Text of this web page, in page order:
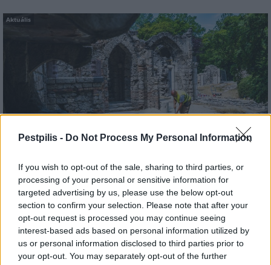
Pestpilis - Do Not Process My Personal Information
If you wish to opt-out of the sale, sharing to third parties, or
processing of your personal or sensitive information for
targeted advertising by us, please use the below opt-out
section to confirm your selection. Please note that after your
opt-out request is processed you may continue seeing
interest-based ads based on personal information utilized by
us or personal information disclosed to third parties prior to
your opt-out. You may separately opt-out of the further
Aktuális
Tata műemlékfelújítás műemlék restaurálás
Történelmi táj, amelynek minden köve mesél –
megújul a tatai Angolkert
A projekt részeként megújulnak a területen található
műemlékek, köztük a különleges Műromok, valamint a közeli
Várkanyarban álló Nepomuki Szent János híd és szobor is.